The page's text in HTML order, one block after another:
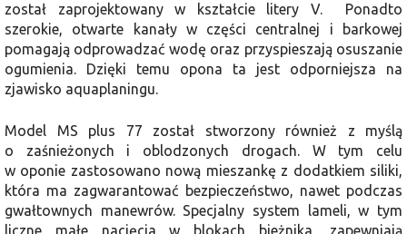
został zaprojektowany w kształcie litery V. Ponadto
szerokie, otwarte kanały w części centralnej i barkowej
pomagają odprowadzać wodę oraz przyspieszają osuszanie
ogumienia. Dzięki temu opona ta jest odporniejsza na
zjawisko aquaplaningu.
Model MS plus 77 został stworzony również z myślą
o zaśnieżonych i oblodzonych drogach. W tym celu
w oponie zastosowano nową mieszankę z dodatkiem siliki,
która ma zagwarantować bezpieczeństwo, nawet podczas
gwałtownych manewrów. Specjalny system lameli, w tym